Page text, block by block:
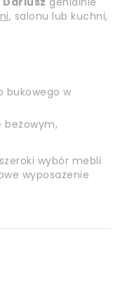
, salonu lub kuchni,
bukowego w
beżowym,
wybór mebli
wyposażenie